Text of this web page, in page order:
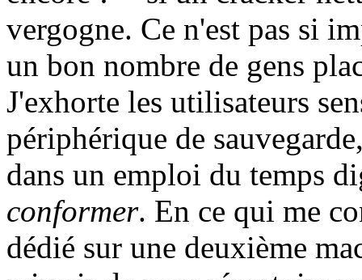
vergogne. Ce n'est pas si
un bon nombre de gens
J'exhorte les utilisateurs
périphérique de
dans un emploi du temps
conformer. En ce qui me
dédié sur une deuxième